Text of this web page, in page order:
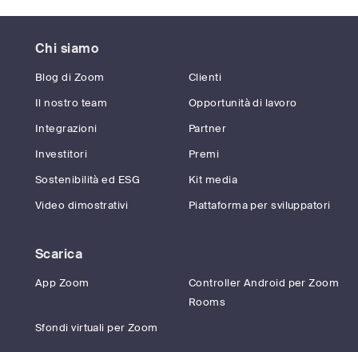
Chi siamo
Blog di Zoom
Clienti
Il nostro team
Opportunità di lavoro
Integrazioni
Partner
Investitori
Premi
Sostenibilità ed ESG
Kit media
Video dimostrativi
Piattaforma per sviluppatori
Scarica
App Zoom
Controller Android per Zoom
Rooms
Sfondi virtuali per Zoom